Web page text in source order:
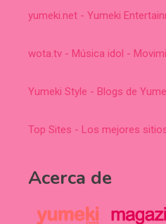
yumeki.net - Yumeki
wota.tv - Música idol -
Yumeki Style - Blogs de
Top Sites - Los mejores
Acerca de